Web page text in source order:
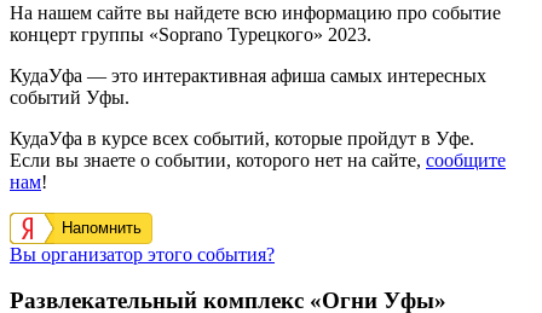
На нашем сайте вы найдете всю информацию про событие
концерт группы «Soprano Турецкого» 2023.
КудаУфа — это интерактивная афиша самых интересных
событий Уфы.
КудаУфа в курсе всех событий, которые пройдут в Уфе.
Если вы знаете о событии, которого нет на сайте, сообщите
нам!
Напомнить
Вы организатор этого события?
Развлекательный комплекс «Огни Уфы»